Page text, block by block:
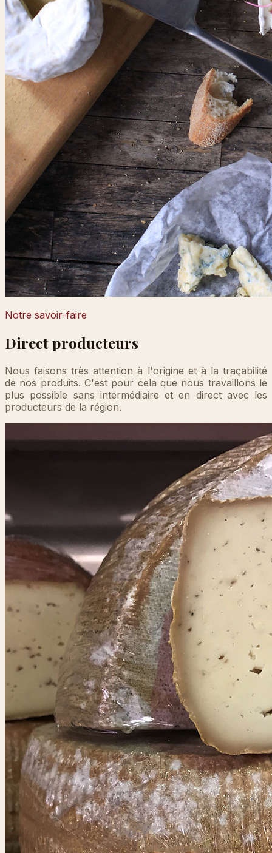
Notre savoir-faire
Direct producteurs
Nous faisons très attention à l'origine et à la traçabilité
de nos produits. C'est pour cela que nous travaillons le
plus possible sans intermédiaire et en direct avec les
producteurs de la région.